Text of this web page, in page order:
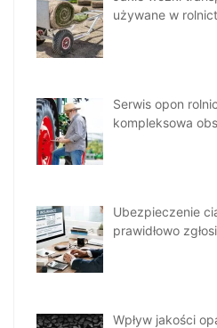
używane w
Serwis opon
kompleksowa
Ubezpieczenie
prawidłowo
Wpływ jakości